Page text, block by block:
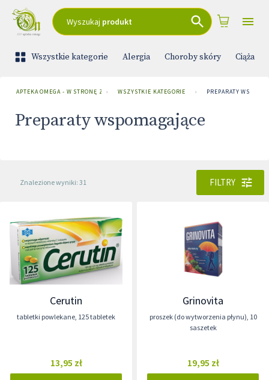
Wyszukaj produkt
Wszystkie kategorie Alergia Choroby skóry Ciąża i
APTEKA OMEGA - W STRONĘ ZDROWIA
› WSZYSTKIE KATEGORIE › PREPARATY
Preparaty wspomagające
Znalezione wyniki: 31 FILTRY
Cerutin
tabletki powlekane, 125 tabletek
13,95 zł
Grinovita
proszek (do wytworzenia płynu), 10
saszetek
19,95 zł